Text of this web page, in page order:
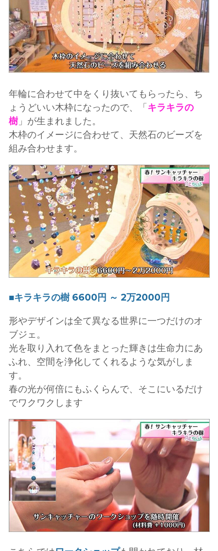
年輪に合わせて中をくり抜いてもらったら、ち
ょうどいい木枠になったので、「キラキラの
樹」が生まれました。
木枠のイメージに合わせて、天然石のビーズを
組み合わせます。
■キラキラの樹 6600円 ～ 2万2000円
形やデザインは全て異なる世界に一つだけのオ
ブジェ。
光を取り入れて色をまとった輝きは生命力にあ
ふれ、空間を浄化してくれるような気がしま
す。
春の光が何倍にもふくらんで、そこにいるだけ
でワクワクします